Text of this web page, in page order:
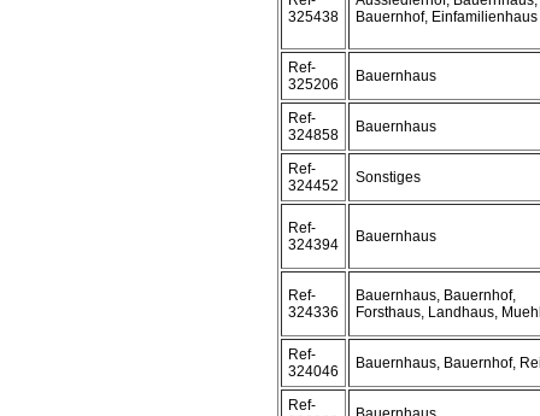
325438
Bauernhof, Einfamilienhaus
Ref-
325206
Bauernhaus
Ref-
324858
Bauernhaus
Ref-
324452
Sonstiges
Ref-
324394
Bauernhaus
Ref-
324336
Bauernhaus, Bauernhof,
Forsthaus, Landhaus,
Ref-
324046
Bauernhaus, Bauernhof,
Ref-